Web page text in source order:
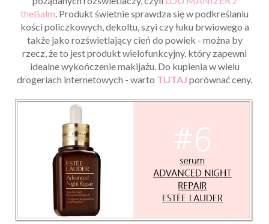
theBalm . Produkt świetnie sprawdza się w podkreślaniu
kości policzkowych, dekoltu, szyi czy łuku brwiowego a
także jako rozświetlający cień do powiek - można by
rzecz, że to jest produkt wielofunkcyjny, który zapewni
idealne wykończenie makijażu. Do kupienia w wielu
drogeriach internetowych - warto TUTAJ porównać ceny.